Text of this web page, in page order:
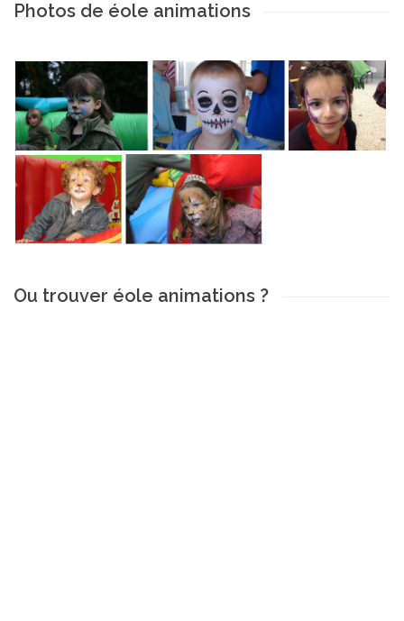
Photos de éole animations
Ou trouver éole animations ?